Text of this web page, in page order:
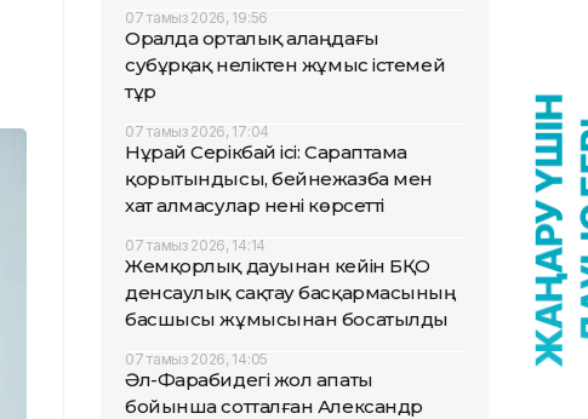
07 тамыз 2026, 19:56
Оралда орталық алаңдағы
субұрқақ неліктен жұмыс істемей
тұр
07 тамыз 2026, 17:04
Нұрай Серікбай ісі: Сараптама
қорытындысы, бейнежазба мен
хат алмасулар нені көрсетті
07 тамыз 2026, 14:14
Жемқорлық дауынан кейін БҚО
денсаулық сақтау басқармасының
басшысы жұмысынан босатылды
07 тамыз 2026, 14:05
Әл-Фарабидегі жол апаты
бойынша сотталған Александр